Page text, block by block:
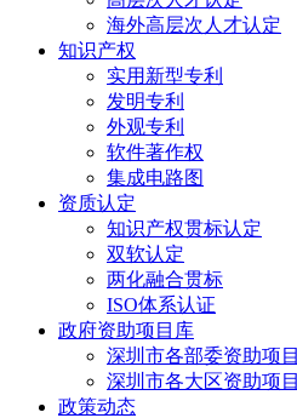
海外高层次人才认定
知识产权
实用新型专利
发明专利
外观专利
软件著作权
集成电路图
资质认定
知识产权贯标认定
双软认定
两化融合贯标
ISO体系认证
政府资助项目库
深圳市各部委资助项目
深圳市各大区资助项目
政策动态